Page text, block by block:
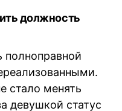
должность
стало менять
девушкой статус